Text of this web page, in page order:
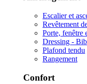
Escalier et
Revêtement
Porte, fenêtre
Dressing -
Plafond tendu
Rangement
Confort